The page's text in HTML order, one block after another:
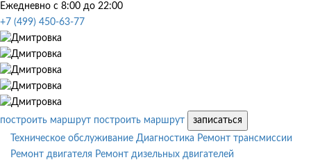
Ежедневно с 8:00 до 22:00
+7 (499) 450-63-77
построить маршрут построить маршрут
записаться
Техническое обслуживание Диагностика Ремонт трансмиссии
Ремонт двигателя Ремонт дизельных двигателей